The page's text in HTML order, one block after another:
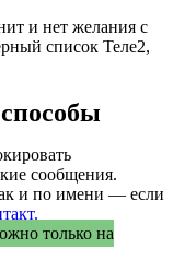
и нет желания с
список Теле2,
сообщения.
и по имени — если
только на